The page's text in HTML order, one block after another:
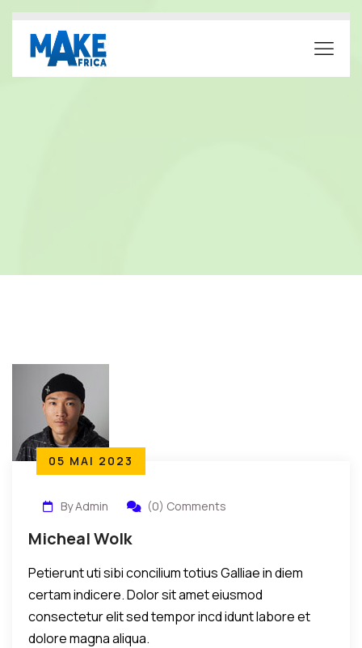
05 MAI 2023
By Admin (0) Comments
Micheal Wolk
Petierunt uti sibi concilium totius Galliae in diem
certam indicere. Dolor sit amet eiusmod
consectetur elit sed tempor incd idunt labore et
dolore magna aliqua.